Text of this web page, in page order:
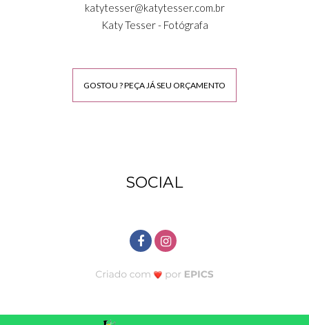
katytesser@katytesser.com.br
Katy Tesser - Fotógrafa
GOSTOU ? PEÇA JÁ SEU ORÇAMENTO
SOCIAL